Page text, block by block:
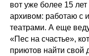
вот уже более 15
архивом: работаю с
театрами. А еще
«Пес на счастье»,
приютов найти свой